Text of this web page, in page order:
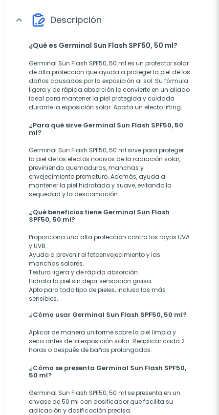
expand_more Descripción
¿Qué es Germinal Sun Flash SPF50, 50 ml?
Germinal Sun Flash SPF50, 50 ml es un protector solar
de alta protección que ayuda a proteger la piel de los
daños causados por la exposición al sol. Su fórmula
ligera y de rápida absorción lo convierte en un aliado
ideal para mantener la piel protegida y cuidada
durante la exposición solar. Aporta un efecto lifting.
¿Para qué sirve Germinal Sun Flash SPF50, 50
ml?
Germinal Sun Flash SPF50, 50 ml sirve para proteger
la piel de los efectos nocivos de la radiación solar,
previniendo quemaduras, manchas y
envejecimiento prematuro. Además, ayuda a
mantener la piel hidratada y suave, evitando la
sequedad y la descamación.
¿Qué beneficios tiene Germinal Sun Flash
SPF50, 50 ml?
Proporciona una alta protección contra los rayos UVA
y UVB.
Ayuda a prevenir el fotoenvejecimiento y las
manchas solares.
Textura ligera y de rápida absorción.
Hidrata la piel sin dejar sensación grasa.
Apto para todo tipo de pieles, incluso las más
sensibles.
¿Cómo usar Germinal Sun Flash SPF50, 50 ml?
Aplicar de manera uniforme sobre la piel limpia y
seca antes de la exposición solar. Reaplicar cada 2
horas o después de baños prolongados.
¿Cómo se presenta Germinal Sun Flash SPF50,
50 ml?
Germinal Sun Flash SPF50, 50 ml se presenta en un
envase de 50 ml con dosificador que facilita su
aplicación y dosificación precisa.